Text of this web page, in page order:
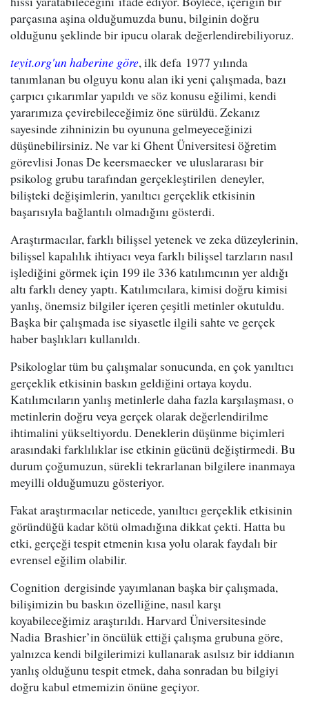
parçasına aşina olduğumuzda bunu, bilginin doğru
olduğunu şeklinde bir ipucu olarak değerlendirebiliyoruz.
teyit.org'un haberine göre, ilk defa 1977 yılında
tanımlanan bu olguyu konu alan iki yeni çalışmada, bazı
çarpıcı çıkarımlar yapıldı ve söz konusu eğilimi, kendi
yararımıza çevirebileceğimiz öne sürüldü. Zekanız
sayesinde zihninizin bu oyununa gelmeyeceğinizi
düşünebilirsiniz. Ne var ki Ghent Üniversitesi öğretim
görevlisi Jonas De keersmaecker ve uluslararası bir
psikolog grubu tarafından gerçekleştirilen deneyler,
bilişteki değişimlerin, yanıltıcı gerçeklik etkisinin
başarısıyla bağlantılı olmadığını gösterdi.
Araştırmacılar, farklı bilişsel yetenek ve zeka düzeylerinin,
bilişsel kapalılık ihtiyacı veya farklı bilişsel tarzların nasıl
işlediğini görmek için 199 ile 336 katılımcının yer aldığı
altı farklı deney yaptı. Katılımcılara, kimisi doğru kimisi
yanlış, önemsiz bilgiler içeren çeşitli metinler okutuldu.
Başka bir çalışmada ise siyasetle ilgili sahte ve gerçek
haber başlıkları kullanıldı.
Psikologlar tüm bu çalışmalar sonucunda, en çok yanıltıcı
gerçeklik etkisinin baskın geldiğini ortaya koydu.
Katılımcıların yanlış metinlerle daha fazla karşılaşması, o
metinlerin doğru veya gerçek olarak değerlendirilme
ihtimalini yükseltiyordu. Deneklerin düşünme biçimleri
arasındaki farklılıklar ise etkinin gücünü değiştirmedi. Bu
durum çoğumuzun, sürekli tekrarlanan bilgilere inanmaya
meyilli olduğumuzu gösteriyor.
Fakat araştırmacılar neticede, yanıltıcı gerçeklik etkisinin
göründüğü kadar kötü olmadığına dikkat çekti. Hatta bu
etki, gerçeği tespit etmenin kısa yolu olarak faydalı bir
evrensel eğilim olabilir.
Cognition dergisinde yayımlanan başka bir çalışmada,
bilişimizin bu baskın özelliğine, nasıl karşı
koyabileceğimiz araştırıldı. Harvard Üniversitesinde
Nadia Brashier’in öncülük ettiği çalışma grubuna göre,
yalnızca kendi bilgilerimizi kullanarak asılsız bir iddianın
yanlış olduğunu tespit etmek, daha sonradan bu bilgiyi
doğru kabul etmemizin önüne geçiyor.